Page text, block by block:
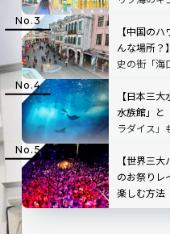
【中国の
んな場所？
史の街「
【日本三
水族館」と
ラダイス」
【世界三
のお祭りレ
楽しむ方法